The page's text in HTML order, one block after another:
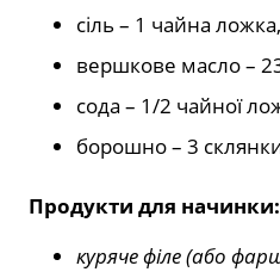
сіль – 1 чайна ложка,
вершкове масло –
сода – 1/2 чайної
борошно – 3
Продукти для начинки:
куряче філе (або